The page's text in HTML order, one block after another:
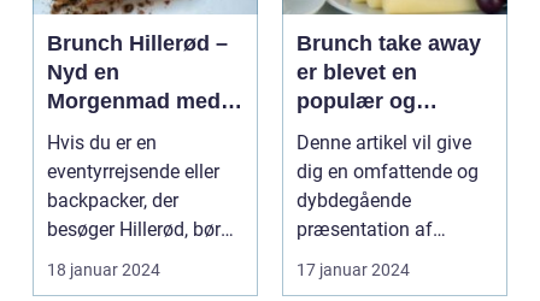
Brunch Hillerød –
Nyd en
Morgenmad med
Et Twist
Hvis du er en
eventyrrejsende eller
backpacker, der
besøger Hillerød, bør
du ikke gå glip af
byens f...
18 januar 2024
Brunch take away
er blevet en
populær og
praktisk måde at
nyde en lækker
brunchoplevelse
på, uanset hvor
man befinder sig
Denne artikel vil give
dig en omfattende og
dybdegående
præsentation af
brunch take away og
de vigti...
17 januar 2024